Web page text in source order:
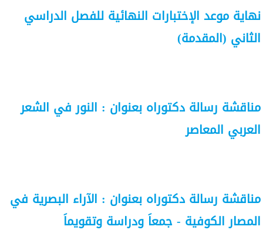
نهاية موعد الإختبارات النهائية للفصل الدراسي
الثاني (المقدمة)
مناقشة رسالة دكتوراه بعنوان : النور في الشعر
العربي المعاصر
مناقشة رسالة دكتوراه بعنوان : الآراء البصرية في
المصار الكوفية - جمعاَ ودراسة وتقويماَ